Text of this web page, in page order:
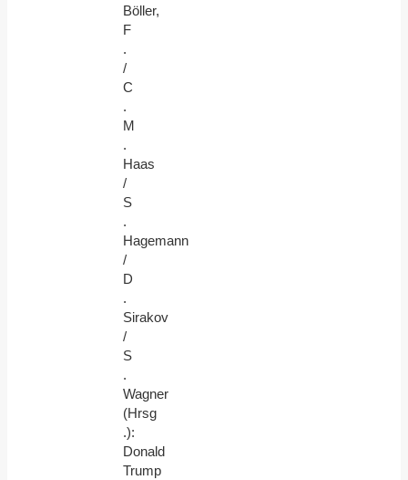
Böller,
F
.
/
C
.
M
.
Haas
/
S
.
Hagemann
/
D
.
Sirakov
/
S
.
Wagner
(Hrsg
.):
Donald
Trump